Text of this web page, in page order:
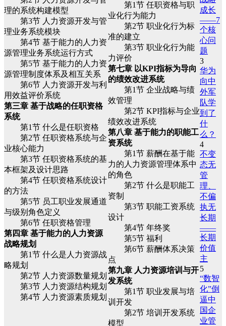
理的系统构建模型
第3节 人力资源开发与管
理业务系统模块
第4节 基于能力的人力资
源管理业务系统运行方式
第5节 基于能力的人力资
源管理制度体系及相互关系
第6节 人力资源开发与利
用效益评价系统
第三章 基于战略的任职资格
系统
第1节 什么是任职资格
第2节 任职资格系统与企
业核心能力
第3节 任职资格系统的基
本框架及设计思路
第4节 任职资格系统设计
的方法
第5节 员工职业发展通道
与级别角色定义
第6节 任职资格管理
第四章 基于能力的人力资源
战略规划
第1节 什么是人力资源战
略规划
第2节 人力资源数量规划
第3节 人力资源结构规划
第4节 人力资源素质规划
第1节 任职资格与职
业化行为能力
第2节 职业化行为标
准的建立
第3节 职业化行为能
力评价
第七章 以KPI指标为导向
的绩效改进系统
第1节 企业战略与绩
效管理
第2节 KPI指标与企业
绩效改进系统
第八章 基于能力的职能工
资系统
第1节 薪酬在基于能
力的人力资源管理体系中
的角色
第2节 什么是职能工
资制
第3节 职能工资系统
设计
第4节 年终奖
第5节 福利
第6节 薪酬体系决策
点
第九章 人力资源培训与开
发系统
第1节 职业发展与培
训开发
第2节 培训开发系统
模型
成长
——7
个核
心问
题
3
华为
向中
外军
队学
到了
什
么？
4
不变
态无
管
理、
不偏
执无
长期
——
长期
价值
主
5
“数智
化”倒
逼中
国企
业管